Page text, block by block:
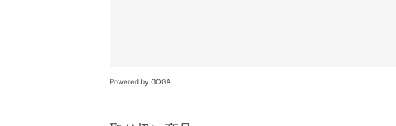
Powered by GOGA